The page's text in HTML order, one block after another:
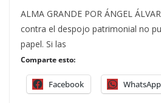
ALMA GRANDE POR ÁNGEL
contra el despojo patrimonial no
papel. Si las
Comparte esto:
Facebook WhatsApp